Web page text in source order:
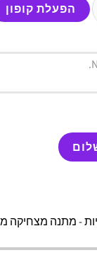
הפעלת קופון